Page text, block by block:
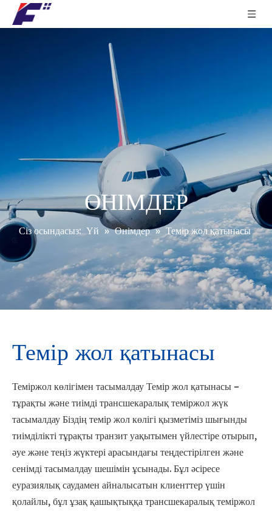
ӨНІМДЕР
Сіз осындасыз: Үй » Өнімдер » Темір жол қатынасы
Темір жол қатынасы
Теміржол көлігімен тасымалдау Темір жол қатынасы –
тұрақты және тиімді трансшекаралық теміржол жүк
тасымалдау Біздің темір жол көлігі қызметіміз шығынды
тиімділікті тұрақты транзит уақытымен үйлестіре отырып,
әуе және теңіз жүктері арасындағы теңдестірілген және
сенімді тасымалдау шешімін ұсынады. Бұл әсіресе
еуразиялық саудамен айналысатын клиенттер үшін
қолайлы, бұл ұзақ қашықтыққа трансшекаралық теміржол